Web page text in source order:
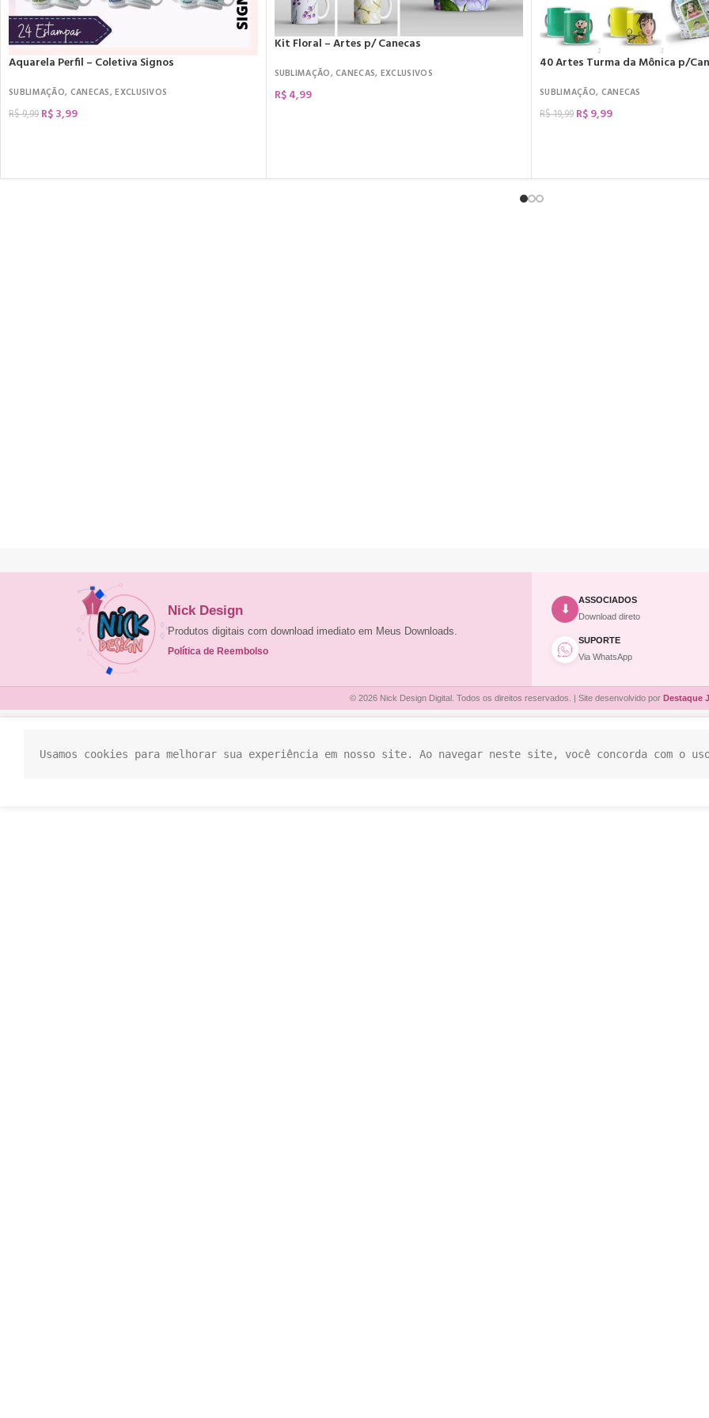
Aquarela Perfil – Coletiva Signos
SUBLIMAÇÃO, CANECAS,EXCLUSIVOS
R$9,99 R$3,99
Kit Floral – Artes p/ Canecas
SUBLIMAÇÃO,CANECAS, EXCLUSIVOS
R$4,99
40 Artes Turma da Mônica p/
SUBLIMAÇÃO, CANECAS
R$19,99 R$9,99
Nick Design
Produtos digitais com download imediato em Meus Downloads.
Política de Reembolso
⬇
ASSOCIADOS
Download direto
SUPORTE
Via WhatsApp
© 2026 Nick Design Digital. Todos os direitos reservados. | Site desenvolvido por Destaque
Usamos cookies para melhorar sua experiência em nosso site. Ao navegar neste site, você concorda com o